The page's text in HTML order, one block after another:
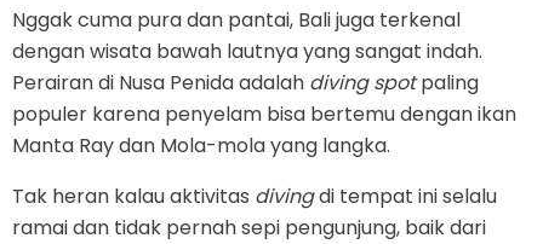
Nggak cuma pura dan pantai, Bali juga terkenal
dengan wisata bawah lautnya yang sangat indah.
Perairan di Nusa Penida adalah diving spotpaling
populer karena penyelam bisa bertemu dengan ikan
Manta Ray dan Mola-mola yang langka.
Tak heran kalau aktivitas divingdi tempat ini selalu
ramai dan tidak pernah sepi pengunjung, baik dari